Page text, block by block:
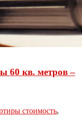
60 кв. метров –
стоимость,